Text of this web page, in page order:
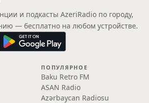
и подкасты AzeriRadio по городу,
— бесплатно на любом устройстве.
ПОПУЛЯРНОЕ
Baku Retro FM
ASAN Radio
Azərbaycan Radiosu